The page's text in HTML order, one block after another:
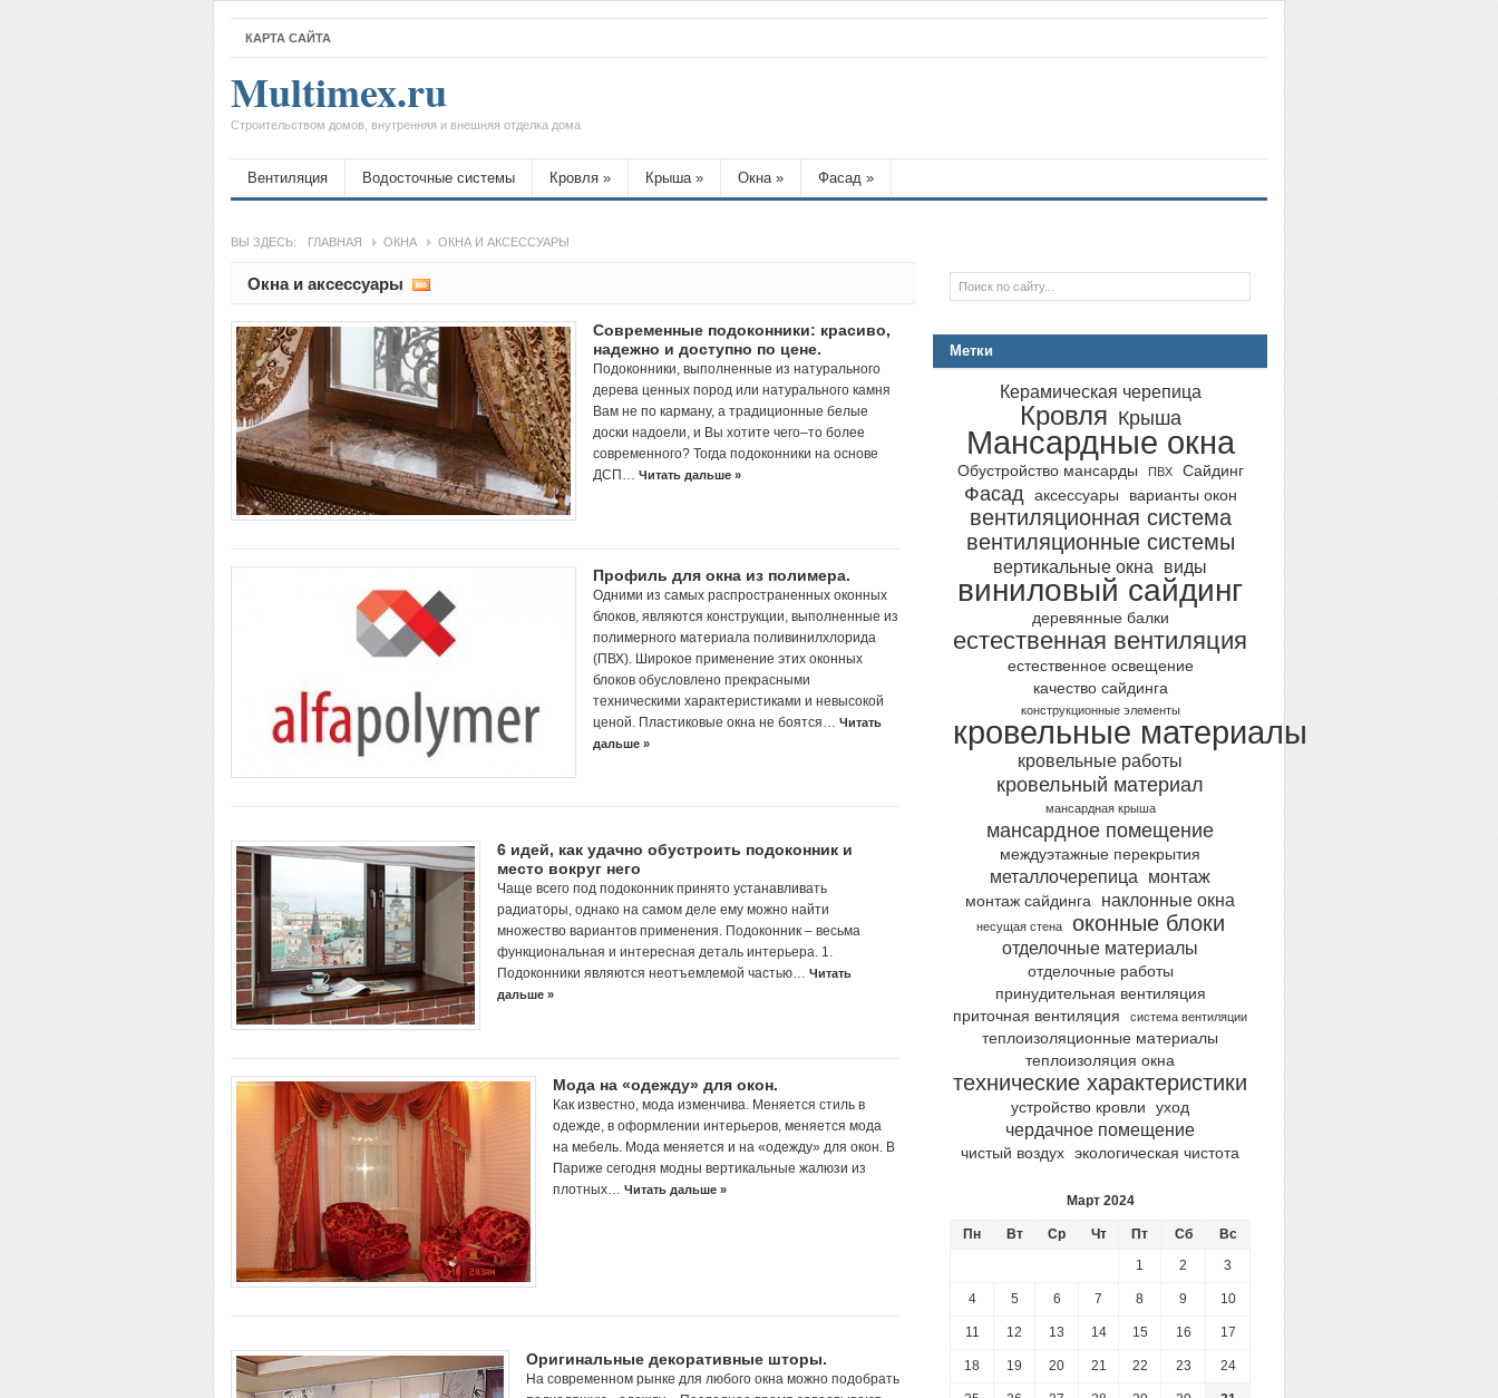
КАРТА САЙТА
Multimex.ru
Строительством домов, внутренняя и внешняя отделка дома
Вентиляция Водосточные системы Кровля » Крыша» Окна» Фасад »
ВЫ ЗДЕСЬ: ГЛАВНАЯ ОКНА ОКНА И АКСЕССУАРЫ
Окна и аксессуары
Современные подоконники: красиво,
надежно и доступно по цене.
Подоконники, выполненные из натурального
дерева ценных пород или натурального камня
Вам не по карману, а традиционные белые
доски надоели, и Вы хотите чего–то более
современного? Тогда подоконники на основе
ДСП… Читать дальше »
Профиль для окна из полимера.
Одними из самых распространенных оконных
блоков, являются конструкции, выполненные из
полимерного материала поливинилхлорида
(ПВХ). Широкое применение этих оконных
блоков обусловлено прекрасными
техническими характеристиками и невысокой
ценой. Пластиковые окна не боятся… Читать
дальше »
6 идей, как удачно обустроить подоконник и
место вокруг него
Чаще всего под подоконник принято устанавливать
радиаторы, однако на самом деле ему можно найти
множество вариантов применения. Подоконник – весьма
функциональная и интересная деталь интерьера. 1.
Подоконники являются неотъемлемой частью… Читать
дальше »
Мода на «одежду» для окон.
Как известно, мода изменчива. Меняется стиль в
одежде, в оформлении интерьеров, меняется мода
на мебель. Мода меняется и на «одежду» для окон. В
Париже сегодня модны вертикальные жалюзи из
плотных… Читать дальше »
Оригинальные декоративные шторы.
На современном рынке для любого окна можно подобрать
Метки
Керамическая черепица
Кровля Крыша
Мансардные окна
Обустройство мансарды ПВХ Сайдинг
Фасад аксессуары варианты окон
вентиляционная система
вентиляционные системы
вертикальные окна виды
виниловый сайдинг
деревянные балки
естественная вентиляция
естественное освещение
качество сайдинга
конструкционные элементы
кровельные материалы
кровельные работы
кровельный материал
мансардная крыша
мансардное помещение
междуэтажные перекрытия
металлочерепица монтаж
монтаж сайдинга наклонные окна
несущая стена оконные блоки
отделочные материалы
отделочные работы
принудительная вентиляция
приточная вентиляция
система вентиляции
теплоизоляционные материалы
теплоизоляция окна
технические характеристики
устройство кровли уход
чердачное помещение
чистый воздух экологическая чистота
Март 2024
Пн Вт Ср Чт Пт Сб Вс
1 2 3
4 5 6 7 8 9 10
11 12 13 14 15 16 17
18 19 20 21 22 23 24